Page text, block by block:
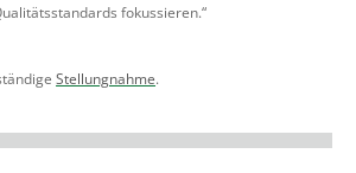
fokussieren.“
Stellungnahme.